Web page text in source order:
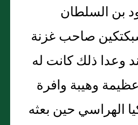
بن السلطان
صاحب غزنة
وعدا ذلك كانت له
وهيبة وافرة
الهراسي حين بعثه